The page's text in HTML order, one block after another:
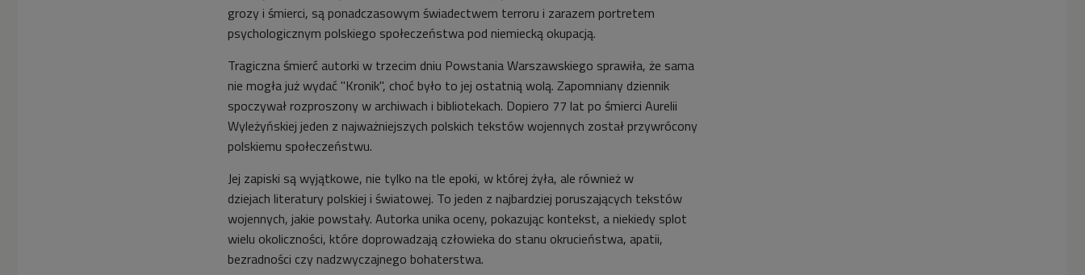
grozy i śmierci, są ponadczasowym świadectwem terroru i zarazem portretem
psychologicznym polskiego społeczeństwa pod niemiecką okupacją.
Tragiczna śmierć autorki w trzecim dniu Powstania Warszawskiego sprawiła, że sama
nie mogła już wydać "Kronik", choć było to jej ostatnią wolą. Zapomniany dziennik
spoczywał rozproszony w archiwach i bibliotekach. Dopiero 77 lat po śmierci Aurelii
Wyleżyńskiej jeden z najważniejszych polskich tekstów wojennych został przywrócony
polskiemu społeczeństwu.
Jej zapiski są wyjątkowe, nie tylko na tle epoki, w której żyła, ale również w
dziejach literatury polskiej i światowej. To jeden z najbardziej poruszających tekstów
wojennych, jakie powstały. Autorka unika oceny, pokazując kontekst, a niekiedy splot
wielu okoliczności, które doprowadzają człowieka do stanu okrucieństwa, apatii,
bezradności czy nadzwyczajnego bohaterstwa.